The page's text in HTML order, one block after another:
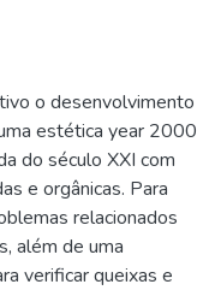
o desenvolvimento
estética year 2000
do século XXI com
e orgânicas. Para
relacionados
além de uma
verificar queixas e